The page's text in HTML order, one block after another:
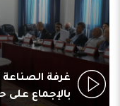
غرفة
بالإجماع على